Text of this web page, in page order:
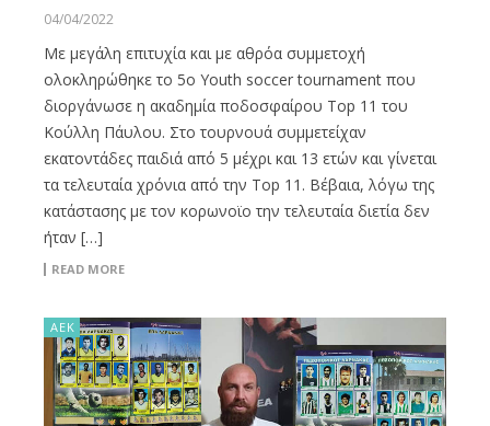
04/04/2022
Με μεγάλη επιτυχία και με αθρόα συμμετοχή
ολοκληρώθηκε το 5ο Youth soccer tournament που
διοργάνωσε η ακαδημία ποδοσφαίρου Top 11 του
Κούλλη Πάυλου. Στο τουρνουά συμμετείχαν
εκατοντάδες παιδιά από 5 μέχρι και 13 ετών και γίνεται
τα τελευταία χρόνια από την Top 11. Βέβαια, λόγω της
κατάστασης με τον κορωνοϊο την τελευταία διετία δεν
ήταν […]
READ MORE
ΑΕΚ